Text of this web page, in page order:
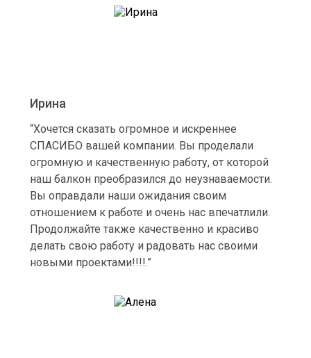
Ирина
“Хочется сказать огромное и искреннее
СПАСИБО вашей компании. Вы проделали
огромную и качественную работу, от которой
наш балкон преобразился до неузнаваемости.
Вы оправдали наши ожидания своим
отношением к работе и очень нас впечатлили.
Продолжайте также качественно и красиво
делать свою работу и радовать нас своими
новыми проектами!!!!.”